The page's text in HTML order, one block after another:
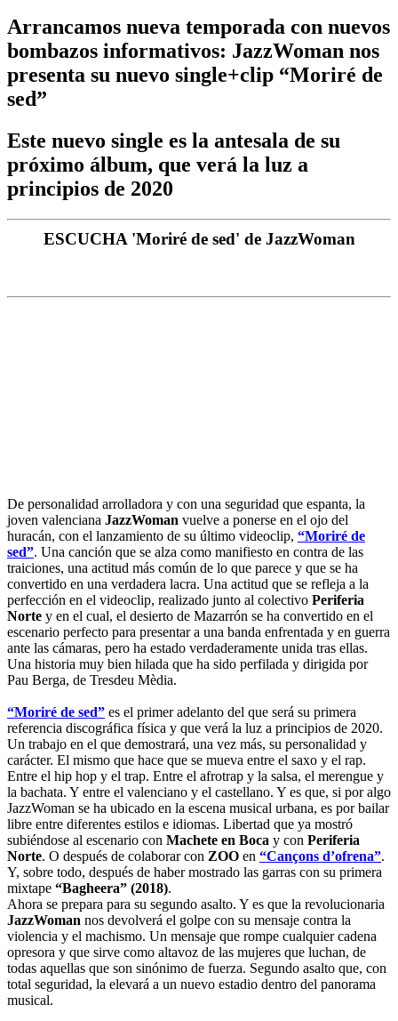
Arrancamos nueva temporada con nuevos
bombazos informativos: JazzWoman nos
presenta su nuevo single+clip “Moriré de
sed”
Este nuevo single es la antesala de su
próximo álbum, que verá la luz a
principios de 2020
ESCUCHA 'Moriré de sed' de JazzWoman
De personalidad arrolladora y con una seguridad que espanta, la
joven valenciana JazzWoman vuelve a ponerse en el ojo del
huracán, con el lanzamiento de su último videoclip, “Moriré de
sed”. Una canción que se alza como manifiesto en contra de las
traiciones, una actitud más común de lo que parece y que se ha
convertido en una verdadera lacra. Una actitud que se refleja a la
perfección en el videoclip, realizado junto al colectivo Periferia
Norte y en el cual, el desierto de Mazarrón se ha convertido en el
escenario perfecto para presentar a una banda enfrentada y en guerra
ante las cámaras, pero ha estado verdaderamente unida tras ellas.
Una historia muy bien hilada que ha sido perfilada y dirigida por
Pau Berga, de Tresdeu Mèdia.
“Moriré de sed” es el primer adelanto del que será su primera
referencia discográfica física y que verá la luz a principios de 2020.
Un trabajo en el que demostrará, una vez más, su personalidad y
carácter. El mismo que hace que se mueva entre el saxo y el rap.
Entre el hip hop y el trap. Entre el afrotrap y la salsa, el merengue y
la bachata. Y entre el valenciano y el castellano. Y es que, si por algo
JazzWoman se ha ubicado en la escena musical urbana, es por bailar
libre entre diferentes estilos e idiomas. Libertad que ya mostró
subiéndose al escenario con Machete en Boca y con Periferia
Norte. O después de colaborar con ZOO en “Cançons d’ofrena”.
Y, sobre todo, después de haber mostrado las garras con su primera
mixtape “Bagheera” (2018).
Ahora se prepara para su segundo asalto. Y es que la revolucionaria
JazzWoman nos devolverá el golpe con su mensaje contra la
violencia y el machismo. Un mensaje que rompe cualquier cadena
opresora y que sirve como altavoz de las mujeres que luchan, de
todas aquellas que son sinónimo de fuerza. Segundo asalto que, con
total seguridad, la elevará a un nuevo estadio dentro del panorama
musical.